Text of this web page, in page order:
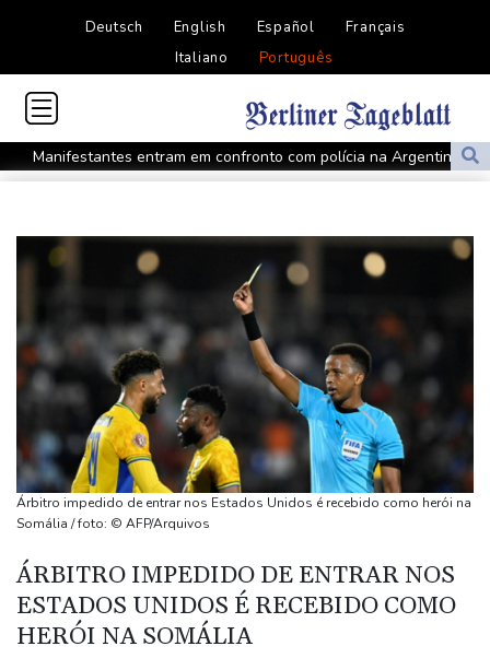
Deutsch English Español
Français
Italiano
Português
Manifestantes entram em confronto com polícia na Argentina por
projeto de lei em favor da propriedade privada
nascimento
Kompany confia nos reforços do Bayern para conquistar a
Pegula elimina Rakhimova e vai às oitavas do WTA 1000 de
Toronto
Governo interino e delegados da oposição iniciam diálogo na
Venezuela
PSG anuncia contratação do meia-atacante Maghnes Akliouche
Ônibus-bomba deixa dois mortos na Síria
Rodrigo Paz defende sua gestão nos primeiros nove meses à
Ex-Inter, Enner Valencia é anunciado pelo Boca Juniors
EUA saúdam chegada de opositora à Venezuela para iniciar
diálogo
Árbitro impedido de entrar nos Estados Unidos é recebido como herói na
Somália / foto: © AFP/Arquivos
ÁRBITRO IMPEDIDO DE ENTRAR NOS
ESTADOS UNIDOS É RECEBIDO COMO
HERÓI NA SOMÁLIA